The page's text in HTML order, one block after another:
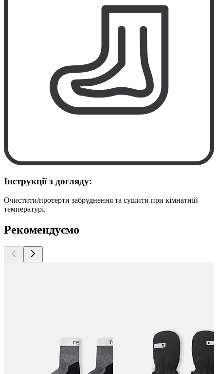
Інструкції з догляду:
Очистити/протерти забруднення та сушити при кімнатній
температурі.
Рекомендуємо